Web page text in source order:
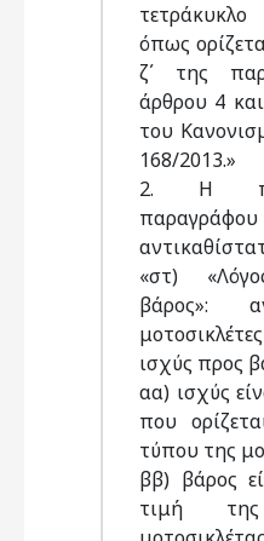
όπως
ζ΄ της
άρθρου 4
του
168/2013.»
2. Η
«στ)
βάρος»:
ισχύς προς
αα) ισχύς
που
τύπου της
ββ) βάρος
τιμή